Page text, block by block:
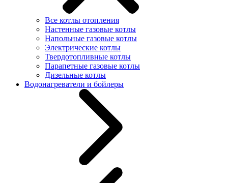
Все котлы отопления
Настенные газовые котлы
Напольные газовые котлы
Электрические котлы
Твердотопливные котлы
Парапетные газовые котлы
Дизельные котлы
Водонагреватели и бойлеры